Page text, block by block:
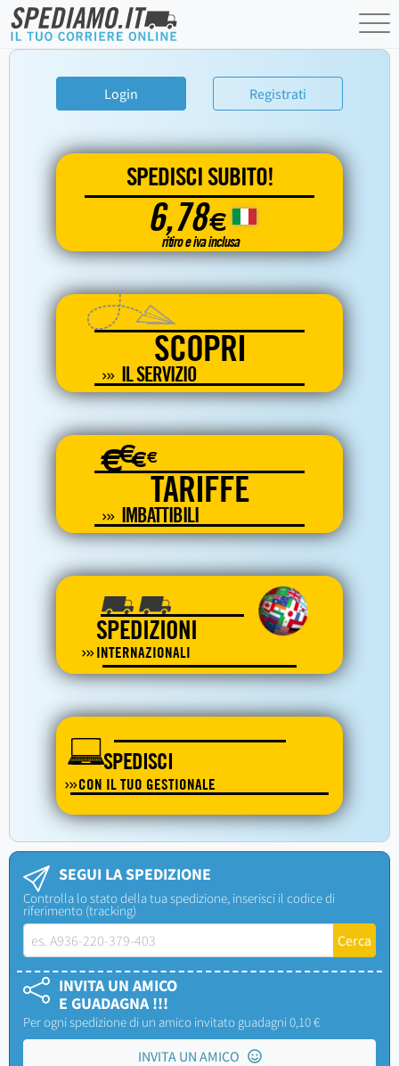
Login Registrati
SPEDISCI SUBITO!
6,78€
ritiro e iva inclusa
SCOPRI
IL SERVIZIO
€€€€
TARIFFE
IMBATTIBILI
SPEDIZIONI
INTERNAZIONALI
SPEDISCI
CON IL TUO GESTIONALE
SEGUI LA SPEDIZIONE
Controlla lo stato della tua spedizione, inserisci il codice di
riferimento (tracking)
INVITA UN AMICO
E GUADAGNA !!!
Per ogni spedizione di un amico invitato guadagni 0,10 €
INVITA UN AMICO